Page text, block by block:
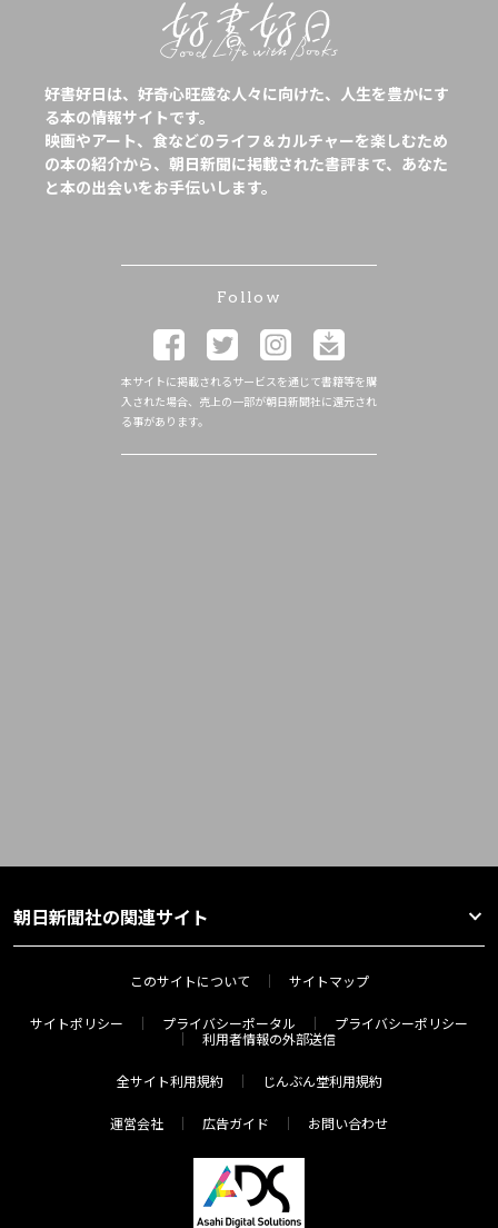
好書好日は、好奇心旺盛な人々に向けた、人生を豊かにす
る本の情報サイトです。
映画やアート、食などのライフ＆カルチャーを楽しむため
の本の紹介から、朝日新聞に掲載された書評まで、あなた
と本の出会いをお手伝いします。
Follow
本サイトに掲載されるサービスを通じて書籍等を購
入された場合、売上の一部が朝日新聞社に還元され
る事があります。
朝日新聞社の関連サイト
このサイトについて サイトマップ
サイトポリシー プライバシーポータル
プライバシーポリシー
利用者情報の外部送信
全サイト利用規約 じんぶん堂利用規約
運営会社 広告ガイド お問い合わせ